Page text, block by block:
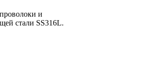
и
стали SS316L.